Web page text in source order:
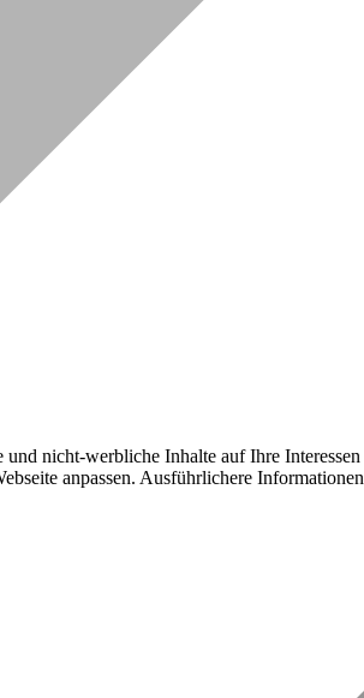
nicht-werbliche Inhalte auf Ihre
anpassen. Ausführlichere